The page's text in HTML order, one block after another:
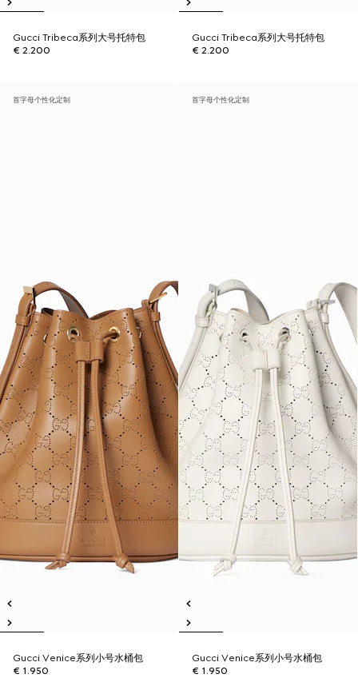
Gucci Tribeca系列大号托特包
€ 2.200
Gucci Tribeca系列大号托特包
€ 2.200
首字母个性化定制
Gucci Venice系列小号水桶包
€ 1.950
首字母个性化定制
Gucci Venice系列小号水桶包
€ 1.950